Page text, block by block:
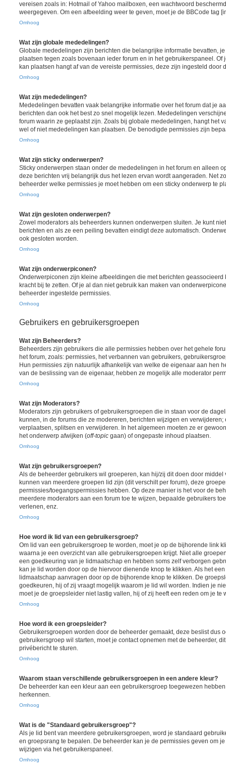
vereisen zoals in: Hotmail of Yahoo mailboxen, een wachtwoord
weergegeven. Om een afbeelding weer te geven, moet je de BBCode tag
Omhoog
Wat zijn globale mededelingen?
Globale mededelingen zijn berichten die belangrijke informatie bevatten,
plaatsen tegen zoals bovenaan ieder forum en in het gebruikerspaneel.
kan plaatsen hangt af van de vereiste permissies, deze zijn ingesteld door
Omhoog
Wat zijn mededelingen?
Mededelingen bevatten vaak belangrijke informatie over het forum dat je
berichten dan ook het best zo snel mogelijk lezen. Mededelingen
forum waarin ze geplaatst zijn. Zoals bij globale mededelingen, hangt het
wel of niet mededelingen kan plaatsen. De benodigde permissies zijn
Omhoog
Wat zijn sticky onderwerpen?
Sticky onderwerpen staan onder de mededelingen in het forum en alleen
deze berichten vrij belangrijk dus het lezen ervan wordt aangeraden. Net
beheerder welke permissies je moet hebben om een sticky onderwerp te
Omhoog
Wat zijn gesloten onderwerpen?
Zowel moderators als beheerders kunnen onderwerpen sluiten. Je kunt
berichten en als ze een peiling bevatten eindigt deze automatisch.
ook gesloten worden.
Omhoog
Wat zijn onderwerpiconen?
Onderwerpiconen zijn kleine afbeeldingen die met berichten
kracht bij te zetten. Of je al dan niet gebruik kan maken van
beheerder ingestelde permissies.
Omhoog
Gebruikers en gebruikersgroepen
Wat zijn Beheerders?
Beheerders zijn gebruikers die alle permissies hebben over het gehele
het forum, zoals: permissies, het verbannen van gebruikers,
Hun permissies zijn natuurlijk afhankelijk van welke de eigenaar aan hen
van de beslissing van de eigenaar, hebben ze mogelijk alle moderator
Omhoog
Wat zijn Moderators?
Moderators zijn gebruikers of gebruikersgroepen die in staan voor de
kunnen, in de forums die ze modereren, berichten wijzigen en
verplaatsen, splitsen en verwijderen. In het algemeen moeten ze er
het onderwerp afwijken (off-topic gaan) of ongepaste inhoud plaatsen.
Omhoog
Wat zijn gebruikersgroepen?
Als de beheerder gebruikers wil groeperen, kan hij/zij dit doen door
kunnen van meerdere groepen lid zijn (dit verschilt per forum), deze
permissies/toegangspermissies hebben. Op deze manier is het voor de
meerdere moderators aan een forum toe te wijzen, bepaalde gebruikers
verlenen, enz.
Omhoog
Hoe word ik lid van een gebruikersgroep?
Om lid van een gebruikersgroep te worden, moet je op de bijhorende link
waarna je een overzicht van alle gebruikersgroepen krijgt. Niet alle
een goedkeuring van je lidmaatschap en hebben soms zelf verborgen
kan je lid worden door op de hiervoor dienende knop te klikken. Als het
lidmaatschap aanvragen door op de bijhorende knop te klikken. De
goedkeuren, hij of zij vraagt mogelijk waarom je lid wil worden. Indien je
moet je de groepsleider niet lastig vallen, hij of zij heeft een reden om je te
Omhoog
Hoe word ik een groepsleider?
Gebruikersgroepen worden door de beheerder gemaakt, deze beslist dus
gebruikersgroep wil starten, moet je contact opnemen met de beheerder,
privébericht te sturen.
Omhoog
Waarom staan verschillende gebruikersgroepen in een andere kleur?
De beheerder kan een kleur aan een gebruikersgroep toegewezen
herkennen.
Omhoog
Wat is de "Standaard gebruikersgroep"?
Als je lid bent van meerdere gebruikersgroepen, word je standaard
en groepsrang te bepalen. De beheerder kan je de permissies geven om
wijzigen via het gebruikerspaneel.
Omhoog